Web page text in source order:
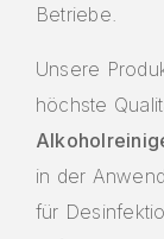
Betriebe.
Unsere
höchste
in der
für